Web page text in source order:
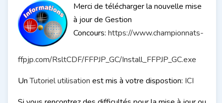
Merci de télécharger la nouvelle mise
à jour de Gestion
Concours: https://www.championnats-
ffpjp.com/RsltCDF/FFPJP_GC/Install_FFPJP_GC.exe
UnTutoriel utilisation est mis à votre dispostion: ICI